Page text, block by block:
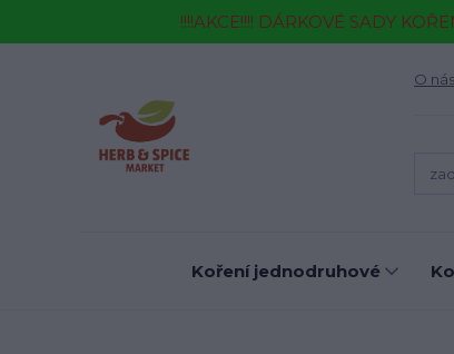
!!!!AKCE!!!! DÁRKOVÉ SADY
O nás
Koření jednodruhové